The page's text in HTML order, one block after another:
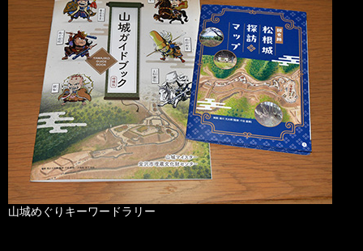
山城めぐりキーワードラリー